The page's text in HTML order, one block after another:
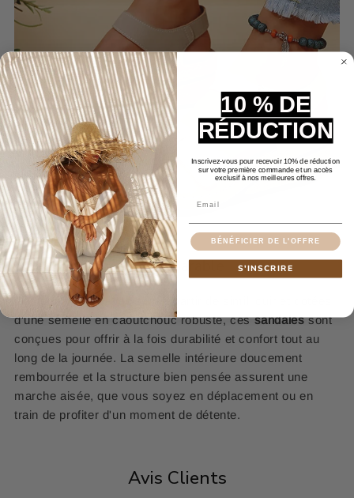
Une Expérience Incomparable
Confectionnées avec soin à partir de simili cuir et dotées
d'une semelle en caoutchouc robuste, cessandalessont
conçues pour offrir à la fois durabilité et confort tout au
long de la journée. La semelle intérieure doucement
rembourrée et la structure bien pensée assurent une
marche aisée, que vous soyez en déplacement ou en
train de profiter d'un moment de détente.
Avis Clients
10 % DE
RÉDUCTION
Inscrivez-vous pour recevoir 10% de réduction
sur votre première commande et un accès
exclusif à nos meilleures offres.
BÉNÉFICIER DE L'OFFRE
S'INSCRIRE